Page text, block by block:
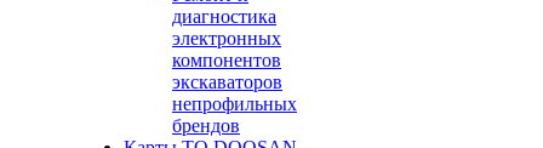
диагностика
электронных
компонентов
экскаваторов
непрофильных
брендов